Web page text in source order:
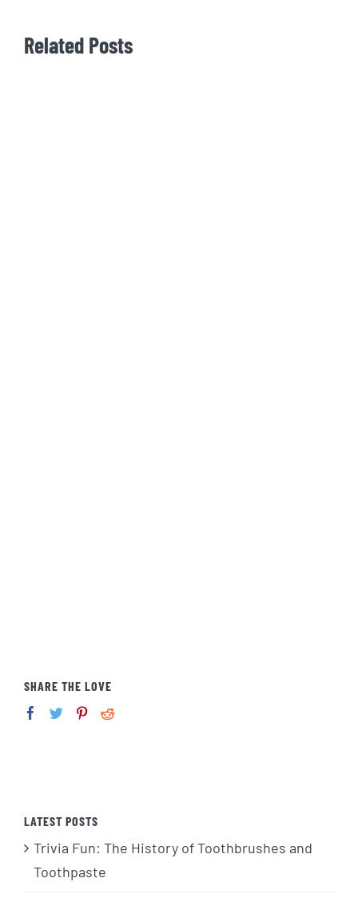
Related Posts
SHARE THE LOVE
LATEST POSTS
Trivia Fun: The History of Toothbrushes and
Toothpaste